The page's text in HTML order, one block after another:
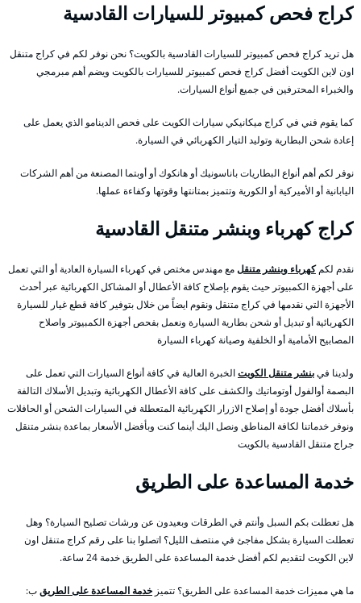
كراج فحص كمبيوتر للسيارات القادسية
هل تريد كراج فحص كمبيوتر للسيارات القادسية بالكويت؟ نحن نوفر لكم في كراج متنقل
اون لاين الكويت أفضل كراج فحص كمبيوتر للسيارات بالكويت ويضم أهم مبرمجي
والخبراء المحترفين في جميع أنواع السيارات.
كما يقوم فني في كراج ميكانيكي سيارات الكويت على فحص الدينامو الذي يعمل على
إعادة شحن البطارية وتوليد التيار الكهربائي في السيارة.
نوفر لكم أهم أنواع البطاريات باناسونيك أو هانكوك أو أوبتما المصنعة من أهم الشركات
اليابانية أو الأميركية أو الكورية وتتميز بمتانتها وقوتها وكفاءة عملها.
كراج كهرباء وبنشر متنقل القادسية
نقدم لكمكهرباء وبنشر متنقلمع مهندس مختص في كهرباء السيارة العادية أو التي تعمل
على أجهزة الكمبيوتر حيث يقوم بإصلاح كافة الأعطال أو المشاكل الكهربائية عبر أحدث
الأجهزة التي نقدمها في كراج متنقل ونقوم ايضاً من خلال بتوفير كافة قطع غيار للسيارة
الكهربائية أو تبديل أو شحن بطارية السيارة ونعمل بفحص أجهزة الكمبيوتر واصلاح
المصابيح الأمامية أو الخلفية وصيانة كهرباء السيارة
ولدينا فيبنشر متنقل الكويتالخبرة العالية في كافة أنواع السيارات التي تعمل على
البصمة أوالفول أوتوماتيك والكشف على كافة الأعطال الكهربائية وتبديل الأسلاك التالفة
بأسلاك أفضل جودة أو إصلاح الازرار الكهربائية المتعطلة في السيارات الشحن أو الحافلات
ونوفر خدماتنا لكافة المناطق ونصل اليك أينما كنت وبأفضل الأسعار بماعدة بنشر متنقل
جراج متنقل القادسية بالكويت
خدمة المساعدة على الطريق
هل تعطلت بكم السبل وأنتم في الطرقات وبعيدون عن ورشات تصليح السيارة؟ وهل
تعطلت السيارة بشكل مفاجئ في منتصف الليل؟ اتصلوا بنا على رقم كراج متنقل اون
لاين الكويت لتقديم لكم أفضل خدمة المساعدة على الطريق خدمة 24 ساعة.
ما هي مميزات خدمة المساعدة على الطريق؟ تتميز خدمة المساعدة على الطريقب: